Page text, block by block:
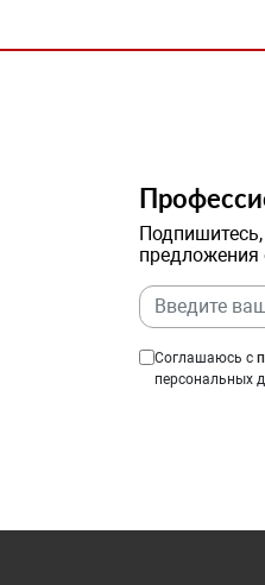
предложения
Соглашаюсь с
персональных